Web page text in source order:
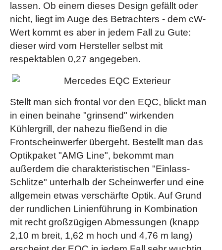
lassen. Ob einem dieses Design gefällt oder
nicht, liegt im Auge des Betrachters - dem cW-
Wert kommt es aber in jedem Fall zu Gute:
dieser wird vom Hersteller selbst mit
respektablen 0,27 angegeben.
Stellt man sich frontal vor den EQC, blickt man
in einen beinahe "grinsend" wirkenden
Kühlergrill, der nahezu fließend in die
Frontscheinwerfer übergeht. Bestellt man das
Optikpaket "AMG Line", bekommt man
außerdem die charakteristischen "Einlass-
Schlitze" unterhalb der Scheinwerfer und eine
allgemein etwas verschärfte Optik. Auf Grund
der rundlichen Linienführung in Kombination
mit recht großzügigen Abmessungen (knapp
2,10 m breit, 1,62 m hoch und 4,76 m lang)